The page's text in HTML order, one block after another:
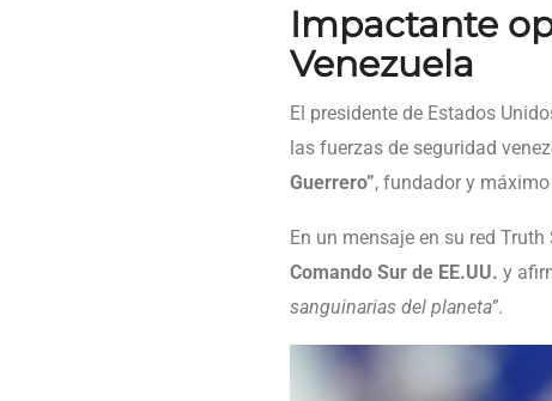
Impactante
Venezuela
El presidente de Estados
las fuerzas de seguridad
Guerrero”, fundador y
En un mensaje en su red
Comando Sur de EE.UU. y
sanguinarias del planeta”.